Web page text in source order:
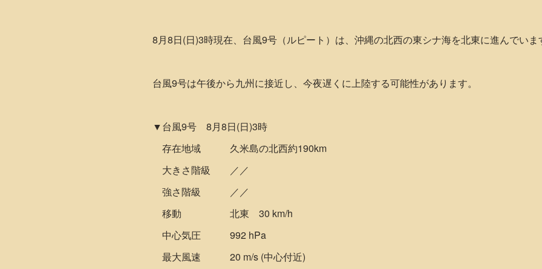
8月8日(日)3時現在、台風9号（ルピート）は、沖縄の北西の東シナ海を北東に進んでいま
台風9号は午後から九州に接近し、今夜遅くに上陸する可能性があります。
▼台風9号 8月8日(日)3時
存在地域 久米島の北西約190km
大きさ階級 ／／
強さ階級 ／／
移動 北東 30 km/h
中心気圧 992 hPa
最大風速 20 m/s (中心付近)